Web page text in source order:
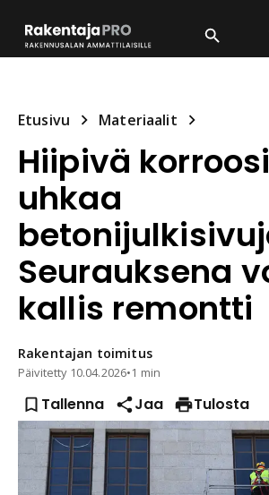
Etusivu Materiaalit
Hiipivä
uhkaa
Seurauksena
kallis remontti
Rakentajan toimitus
Päivitetty 10.04.2026•1 min
Tallenna Jaa Tulosta